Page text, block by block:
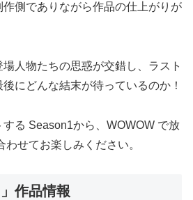
側でありながら作品の仕上がりが
人物たちの思惑が交錯し、ラスト
にどんな結末が待っているのか！
る Season1から、WOWOW で放
せてお楽しみください。
作品情報